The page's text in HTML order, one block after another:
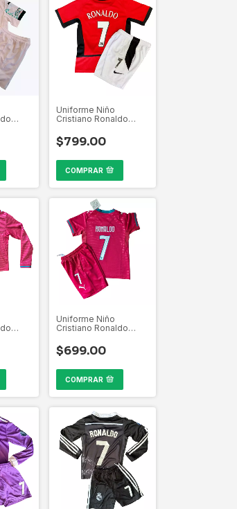
Uniforme Niño
Cristiano Ronaldo
2003-2004 Premier
League
$799.00
COMPRAR
Uniforme Niño
Cristiano Ronaldo
$699.00
COMPRAR